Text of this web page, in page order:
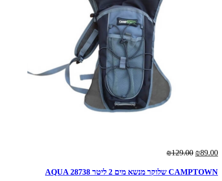
₪89.00
₪129.00
CAMPTOWN שלוקר מנשא מים 2 ליטר AQUA 28738